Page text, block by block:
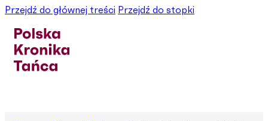
Przejdź do głównej treści Przejdź do stopki